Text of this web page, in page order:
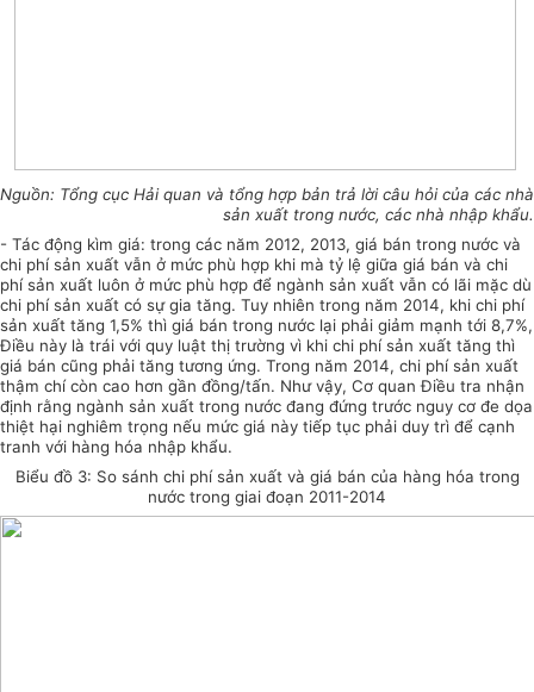
Nguồn: Tổng cục Hải quan và tổng hợp bản trả lời câu hỏi của các nhà
sản xuất trong nước, các nhà nhập khẩu.
- Tác động kìm giá: trong các năm 2012, 2013, giá bán trong nước và
chi phí sản xuất vẫn ở mức phù hợp khi mà tỷ lệ giữa giá bán và chi
phí sản xuất luôn ở mức phù hợp để ngành sản xuất vẫn có lãi mặc dù
chi phí sản xuất có sự gia tăng. Tuy nhiên trong năm 2014, khi chi phí
sản xuất tăng 1,5% thì giá bán trong nước lại phải giảm mạnh tới 8,7%,
Điều này là trái với quy luật thị trường vì khi chi phí sản xuất tăng thì
giá bán cũng phải tăng tương ứng. Trong năm 2014, chi phí sản xuất
thậm chí còn cao hơn gần đồng/tấn. Như vậy, Cơ quan Điều tra nhận
định rằng ngành sản xuất trong nước đang đứng trước nguy cơ đe dọa
thiệt hại nghiêm trọng nếu mức giá này tiếp tục phải duy trì để cạnh
tranh với hàng hóa nhập khẩu.
Biểu đồ 3: So sánh chi phí sản xuất và giá bán của hàng hóa trong
nước trong giai đoạn 2011-2014